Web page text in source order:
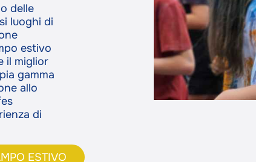
delle
luoghi di
estivo
il miglior
gamma
allo
di
ESTIVO